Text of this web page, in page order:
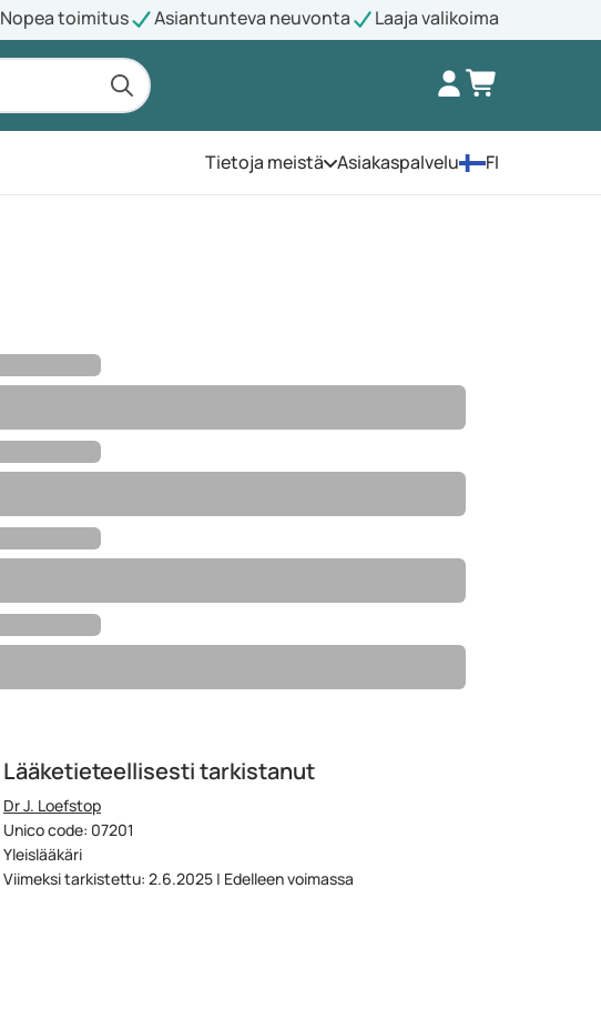
Nopea toimitus Asiantunteva neuvonta Laaja valikoima
Tietoja meistä Avaa valikko
Asiakaspalvelu FI
Lääketieteellisesti tarkistanut
Dr J. Loefstop
Unico code: 07201
Yleislääkäri
Viimeksi tarkistettu: 2.6.2025 | Edelleen voimassa